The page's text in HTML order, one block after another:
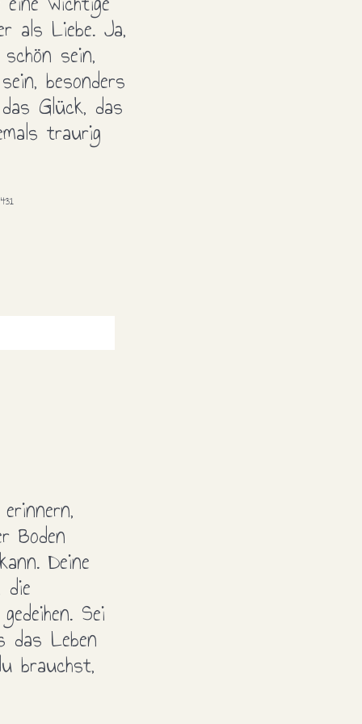
als Liebe. Ja,
sein,
besonders
Glück, das
traurig
Boden
Deine
Sei
das Leben
brauchst,